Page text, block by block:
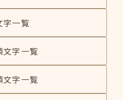
字一覧
文字一覧
文字一覧